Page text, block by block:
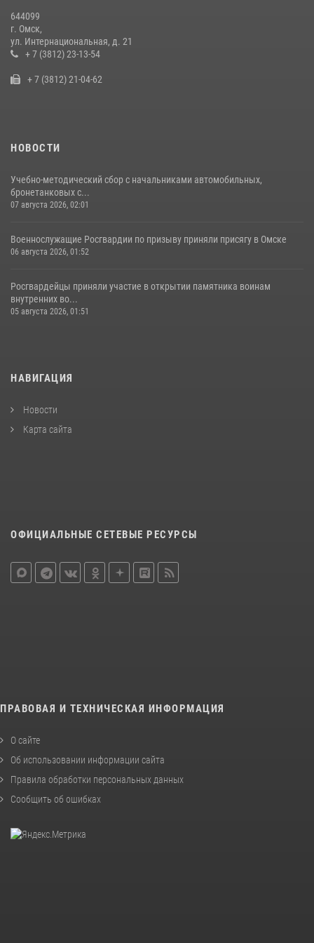
Росгвардия подвела итоги добровольной сдачи оружия в Омской
области
644099
г. Омск,
ул. Интернациональная, д. 21
+ 7 (3812) 23-13-54
+ 7 (3812) 21-04-62
НОВОСТИ
Учебно-методический сбор с начальниками автомобильных,
бронетанковых с...
07 августа 2026, 02:01
Военнослужащие Росгвардии по призыву приняли присягу в Омске
06 августа 2026, 01:52
Росгвардейцы приняли участие в открытии памятника воинам
внутренних во...
05 августа 2026, 01:51
НАВИГАЦИЯ
Новости
Карта сайта
ОФИЦИАЛЬНЫЕ СЕТЕВЫЕ РЕСУРСЫ
ПРАВОВАЯ И ТЕХНИЧЕСКАЯ ИНФОРМАЦИЯ
О сайте
Об использовании информации сайта
Правила обработки персональных данных
Сообщить об ошибках